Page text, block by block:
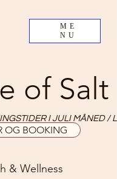
ME
NU
of Salt
& Wellness
OG BOOKING
I JULI MÅNED /